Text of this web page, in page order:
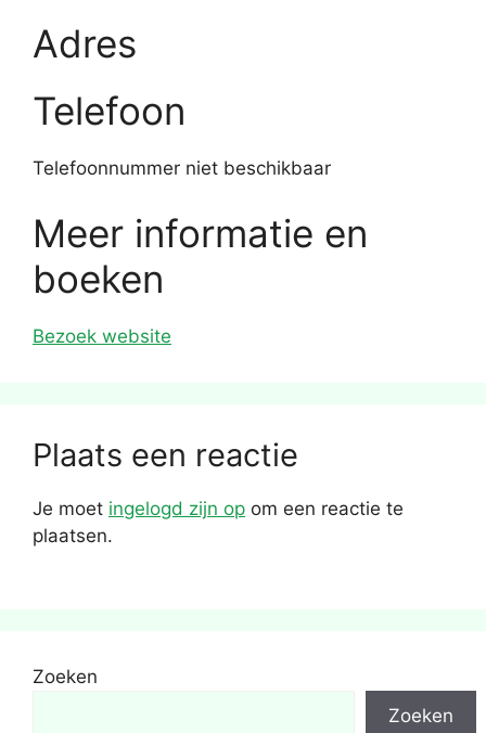
Adres
Telefoon
Telefoonnummer niet beschikbaar
Meer informatie en
boeken
Bezoek website
Plaats een reactie
Je moet ingelogd zijn op om een reactie te
plaatsen.
Zoeken
Zoeken